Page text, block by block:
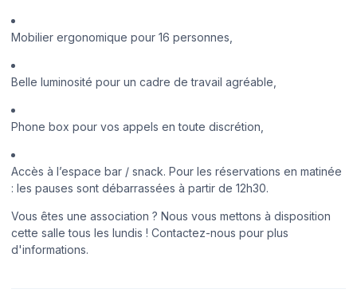
Mobilier ergonomique pour 16 personnes,
Belle luminosité pour un cadre de travail agréable,
Phone box pour vos appels en toute discrétion,
Accès à l’espace bar / snack. Pour les réservations en matinée
: les pauses sont débarrassées à partir de 12h30.
Vous êtes une association ? Nous vous mettons à disposition
cette salle tous les lundis ! Contactez-nous pour plus
d'informations.